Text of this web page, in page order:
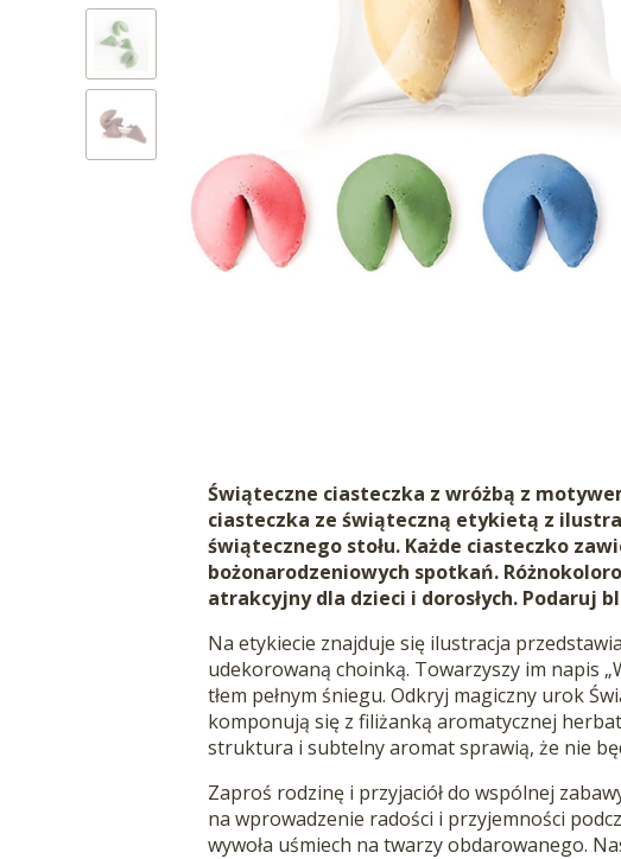
Świąteczne ciasteczka z wróżbą z
ciasteczka ze świąteczną etykietą z
świątecznego stołu. Każde ciasteczko
bożonarodzeniowych spotkań.
atrakcyjny dla dzieci i dorosłych. Podaruj
Na etykiecie znajduje się ilustracja
udekorowaną choinką. Towarzyszy im napis
tłem pełnym śniegu. Odkryj magiczny urok
komponują się z filiżanką aromatycznej
struktura i subtelny aromat sprawią, że nie
Zaproś rodzinę i przyjaciół do wspólnej
na wprowadzenie radości i przyjemności
wywoła uśmiech na twarzy obdarowanego.